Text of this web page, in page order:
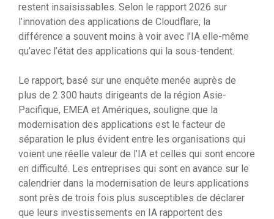
restent insaisissables. Selon le rapport 2026 sur
l’innovation des applications de Cloudflare, la
différence a souvent moins à voir avec l’IA elle-même
qu’avec l’état des applications qui la sous-tendent.
Le rapport, basé sur une enquête menée auprès de
plus de 2 300 hauts dirigeants de la région Asie-
Pacifique, EMEA et Amériques, souligne que la
modernisation des applications est le facteur de
séparation le plus évident entre les organisations qui
voient une réelle valeur de l’IA et celles qui sont encore
en difficulté. Les entreprises qui sont en avance sur le
calendrier dans la modernisation de leurs applications
sont près de trois fois plus susceptibles de déclarer
que leurs investissements en IA rapportent des